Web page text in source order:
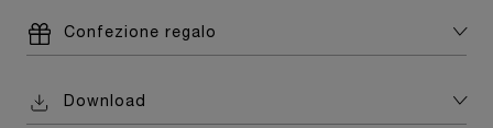
Confezione regalo
Download